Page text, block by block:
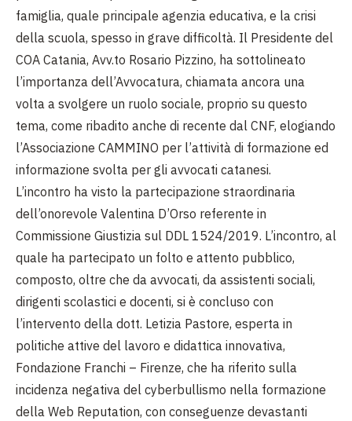
famiglia, quale principale agenzia educativa, e la crisi
della scuola, spesso in grave difficoltà. Il Presidente del
COA Catania, Avv.to Rosario Pizzino, ha sottolineato
l’importanza dell’Avvocatura, chiamata ancora una
volta a svolgere un ruolo sociale, proprio su questo
tema, come ribadito anche di recente dal CNF, elogiando
l’Associazione CAMMINO per l’attività di formazione ed
informazione svolta per gli avvocati catanesi.
L’incontro ha visto la partecipazione straordinaria
dell’onorevole Valentina D’Orso referente in
Commissione Giustizia sul DDL 1524/2019. L’incontro, al
quale ha partecipato un folto e attento pubblico,
composto, oltre che da avvocati, da assistenti sociali,
dirigenti scolastici e docenti, si è concluso con
l’intervento della dott. Letizia Pastore, esperta in
politiche attive del lavoro e didattica innovativa,
Fondazione Franchi – Firenze, che ha riferito sulla
incidenza negativa del cyberbullismo nella formazione
della Web Reputation, con conseguenze devastanti